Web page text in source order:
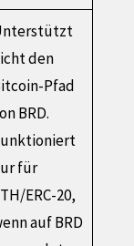
den
Pfad
BRD.
für
ERC-20,
auf BRD